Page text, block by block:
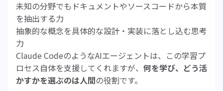
未知の分野でもドキュメントやソースコードから本質
を抽出する力
抽象的な概念を具体的な設計・実装に落とし込む思考
力
Claude CodeのようなAIエージェントは、この学習プ
ロセス自体を支援してくれますが、 何を学び、どう活
かすかを選ぶのは人間の役割です。